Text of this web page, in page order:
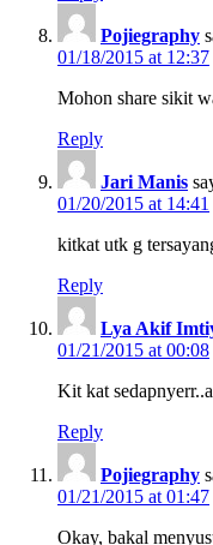
Pojiegraphy
01/18/2015 at 12:37
Mohon share sikit
Reply
Jari Manis
01/20/2015 at 14:41
kitkat utk g
Reply
Lya Akif
01/21/2015 at 00:08
Kit kat
Reply
Pojiegraphy
01/21/2015 at 01:47
Okay, bakal